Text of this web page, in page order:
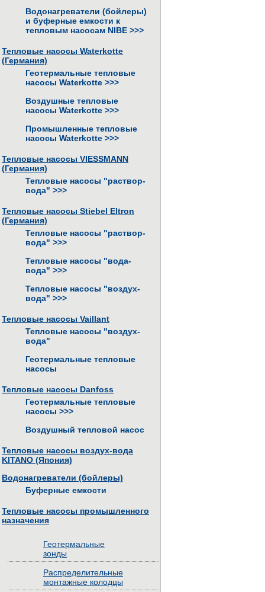
Водонагреватели (бойлеры)
и буферные емкости к
тепловым насосам NIBE >>>
Тепловые насосы Waterkotte
(Германия)
Геотермальные тепловые
насосы Waterkotte >>>
Воздушные тепловые
насосы Waterkotte >>>
Промышленные тепловые
насосы Waterkotte >>>
Тепловые насосы VIESSMANN
(Германия)
Тепловые насосы "раствор-
вода" >>>
Тепловые насосы Stiebel Eltron
(Германия)
Тепловые насосы "раствор-
вода" >>>
Тепловые насосы "вода-
вода" >>>
Тепловые насосы "воздух-
вода" >>>
Тепловые насосы Vaillant
Тепловые насосы "воздух-
вода"
Геотермальные тепловые
насосы
Тепловые насосы Danfoss
Геотермальные тепловые
насосы >>>
Воздушный тепловой насос
Тепловые насосы воздух-вода
KITANO (Япония)
Водонагреватели (бойлеры)
Буферные емкости
Тепловые насосы промышленного
назначения
Геотермальные
зонды
Распределительные
монтажные колодцы